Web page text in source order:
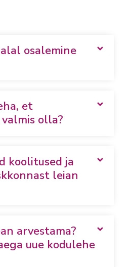
osalemine
et
olla?
koolitused ja
leian
arvestama?
uue kodulehe